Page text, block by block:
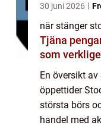
30 juni 2026
när stänger
Tjäna pengar till
som
En översikt
öppettider
största börs
handel med